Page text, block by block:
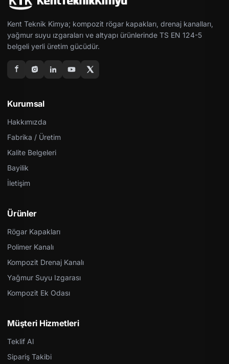
Kent Teknik Kimya; kompozit rögar kapakları, drenaj kanalları,
yağmur suyu ızgaraları ve altyapı ürünlerinde TS EN 124-5
belgeli yerli üretim gücüdür.
Kurumsal
Hakkımızda
Fabrika / Üretim
Kalite Belgeleri
Bayilik
İletişim
Ürünler
Rögar Kapakları
Polimer Kanalı
Kompozit Drenaj Kanalı
Yağmur Suyu Izgarası
Kompozit Ek Odası
Müşteri Hizmetleri
Teklif Al
Sipariş Takibi